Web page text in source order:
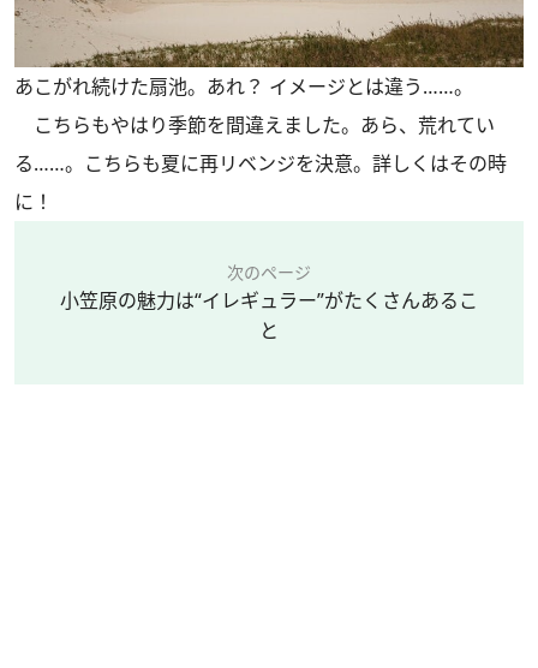
あこがれ続けた扇池。あれ？ イメージとは違う……。
こちらもやはり季節を間違えました。あら、荒れてい
る……。こちらも夏に再リベンジを決意。詳しくはその時
に！
次のページ
小笠原の魅力は“イレギュラー”がたくさんあるこ
と